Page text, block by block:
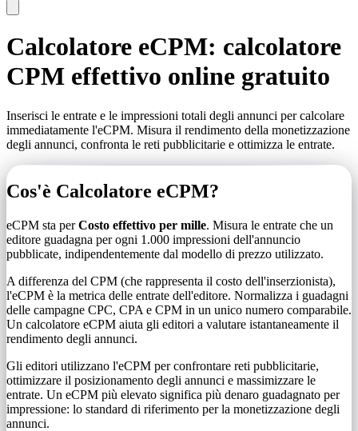
Calcolatore eCPM: calcolatore
CPM effettivo online gratuito
Inserisci le entrate e le impressioni totali degli annunci per calcolare
immediatamente l'eCPM. Misura il rendimento della monetizzazione
degli annunci, confronta le reti pubblicitarie e ottimizza le entrate.
Cos'è Calcolatore eCPM?
eCPM sta perCosto effettivo per mille. Misura le entrate che un
editore guadagna per ogni 1.000 impressioni dell'annuncio
pubblicate, indipendentemente dal modello di prezzo utilizzato.
A differenza del CPM (che rappresenta il costo dell'inserzionista),
l'eCPM è la metrica delle entrate dell'editore. Normalizza i guadagni
delle campagne CPC, CPA e CPM in un unico numero comparabile.
Un calcolatore eCPM aiuta gli editori a valutare istantaneamente il
rendimento degli annunci.
Gli editori utilizzano l'eCPM per confrontare reti pubblicitarie,
ottimizzare il posizionamento degli annunci e massimizzare le
entrate. Un eCPM più elevato significa più denaro guadagnato per
impressione: lo standard di riferimento per la monetizzazione degli
annunci.